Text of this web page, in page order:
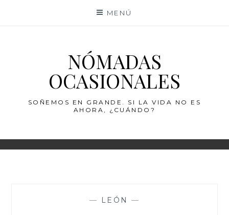
MENÚ
NÓMADAS
OCASIONALES
SOÑEMOS EN GRANDE. SI LA VIDA NO ES
AHORA, ¿CUÁNDO?
— LEÓN —